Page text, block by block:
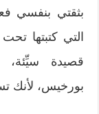
بثقتي بنفسي
التي كتبتها
قصيدة
بورخيس، لأنك